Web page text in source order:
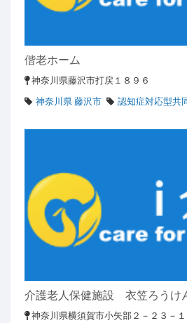
偕老ホーム
神奈川県藤沢市打戻１８９６
神奈川県 藤沢市
認知症対応型共
介護老人保健施設 衣笠ろうけ
神奈川県横須賀市小矢部２－２３－